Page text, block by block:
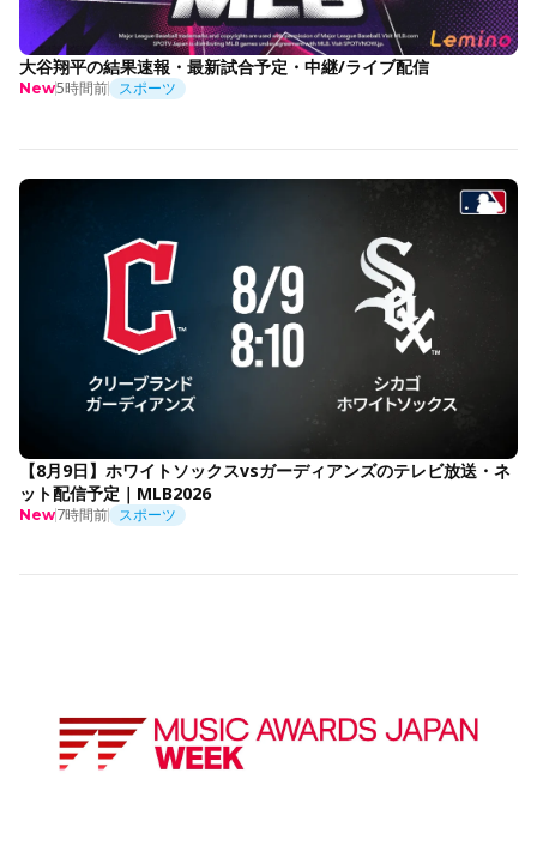
大谷翔平の結果速報・最新試合予定・中継/ライブ配信
New5時間前 スポーツ
【8月9日】ホワイトソックスvsガーディアンズのテレビ放送・ネ
ット配信予定｜MLB2026
New7時間前 スポーツ